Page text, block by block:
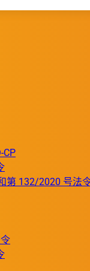
第 132/2020 号法